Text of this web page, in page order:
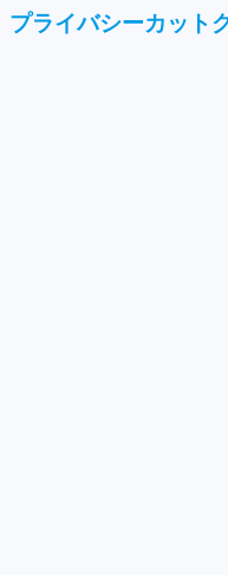
プライバシーカット